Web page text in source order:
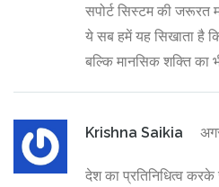
सपोर्ट सिस्टम की जरूरत
ये सब हमें यह सिखाता है
बल्कि मानसिक शक्ति का
Krishna Saikia
देश का प्रतिनिधित्व करके